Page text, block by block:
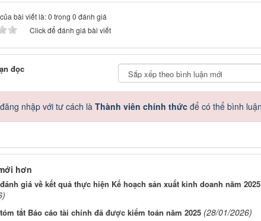
bài viết là: 0 trong 0 đánh giá
Click để đánh giá bài viết
đọc
nhập với tư cách là Thành viên chính thứcđể có thể bình
hơn
giá về kết quả thực hiện Kế hoạch sản xuất kinh doanh năm 2025
tắt Báo cáo tài chính đã được kiểm toán năm 2025 (28/01/2026)